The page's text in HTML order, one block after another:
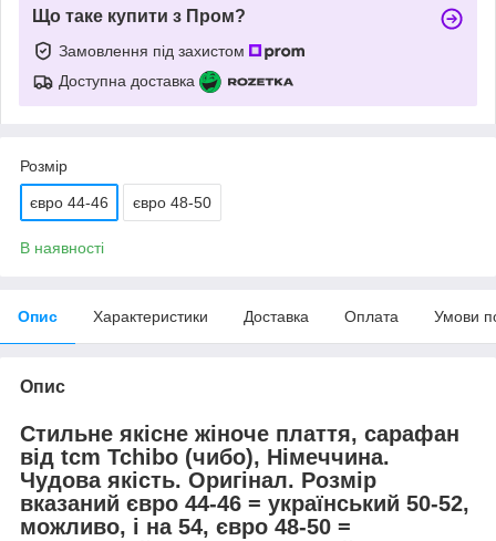
Що таке купити з Пром?
Замовлення під захистом
Доступна доставка
Розмір
євро 44-46 євро 48-50
В наявності
Опис Характеристики Доставка Оплата Умови
Опис
Стильне якісне жіноче плаття, сарафан
від tcm Tchibo (чибо), Німеччина.
Чудова якість. Оригінал. Розмір
вказаний євро 44-46 = український 50-52,
можливо, і на 54, євро 48-50 =